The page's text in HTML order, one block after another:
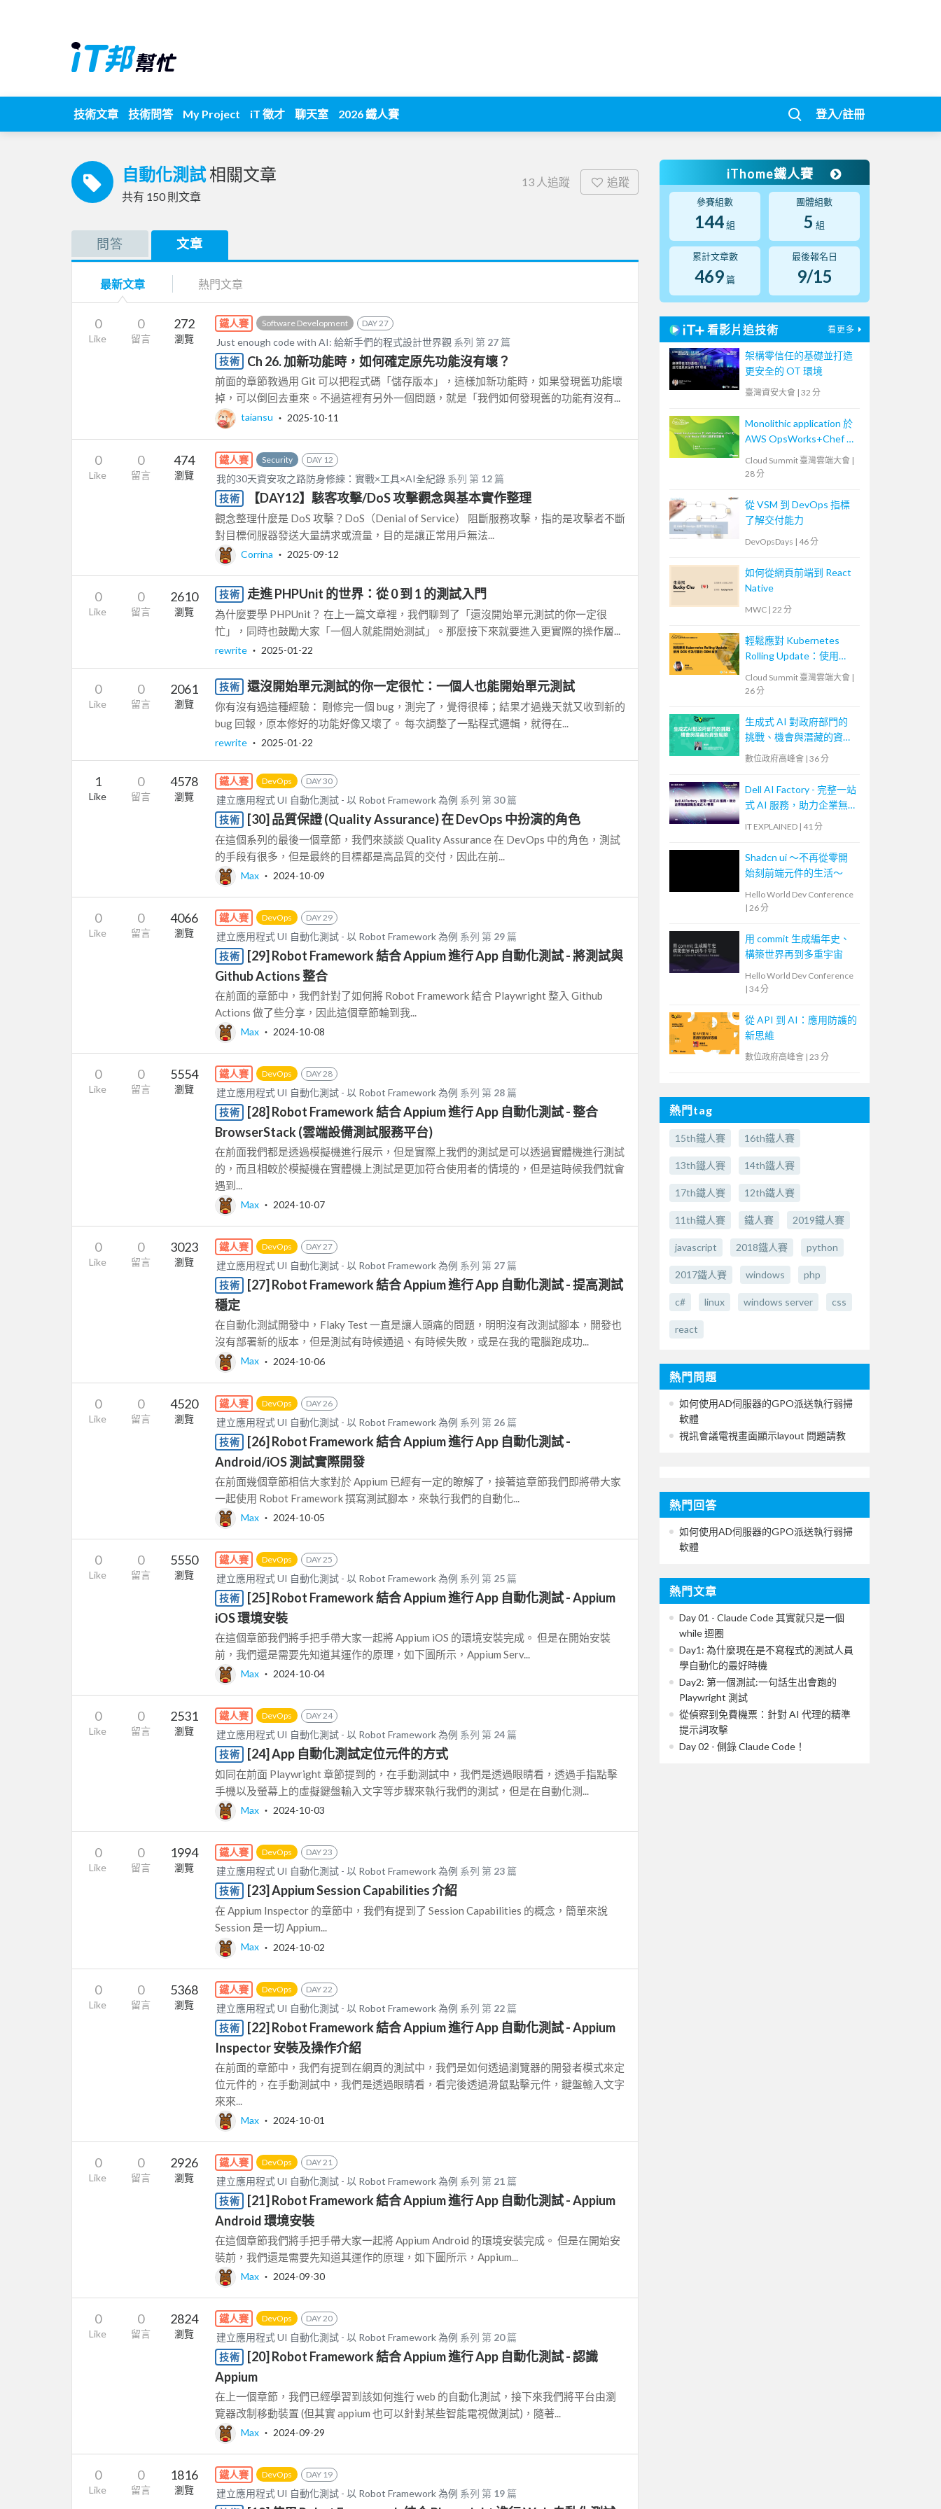
技術文章 技術問答 My Project iT 徵才 聊天室 2026 鐵人賽 登入/註冊
自動化測試 相關文章
共有 150則文章
13 人追蹤 追蹤
問答 文章
最新文章 熱門文章
0
Like
0
留言
272
瀏覽
鐵人賽 Software Development DAY 27
Just enough code with AI: 給新手們的程式設計世界觀 系列 第 27 篇
技術
Ch 26. 加新功能時，如何確定原先功能沒有壞？
前面的章節教過用 Git 可以把程式碼「儲存版本」，這樣加新功能時，如果發現舊功能壞
掉，可以倒回去重來。不過這裡有另外一個問題，就是「我們如何發現舊的功能有沒有...
taiansu ‧ 2025-10-11
0
Like
0
留言
474
瀏覽
鐵人賽 Security DAY 12
我的30天資安攻之路防身修練：實戰×工具×AI全紀錄 系列 第 12 篇
技術
【DAY12】駭客攻擊/DoS 攻擊觀念與基本實作整理
觀念整理什麼是 DoS 攻擊？DoS（Denial of Service） 阻斷服務攻擊，指的是攻擊者不斷
對目標伺服器發送大量請求或流量，目的是讓正常用戶無法...
Corrina ‧ 2025-09-12
0
Like
0
留言
2610
瀏覽
技術 走進 PHPUnit 的世界：從 0 到 1 的測試入門
為什麼要學 PHPUnit？ 在上一篇文章裡，我們聊到了「還沒開始單元測試的你一定很
忙」，同時也鼓勵大家「一個人就能開始測試」。那麼接下來就要進入更實際的操作層...
rewrite ‧ 2025-01-22
0
Like
0
留言
2061
瀏覽
技術 還沒開始單元測試的你一定很忙：一個人也能開始單元測試
你有沒有過這種經驗： 剛修完一個 bug，測完了，覺得很棒；結果才過幾天就又收到新的
bug 回報，原本修好的功能好像又壞了。 每次調整了一點程式邏輯，就得在...
rewrite ‧ 2025-01-22
1
Like
0
留言
4578
瀏覽
鐵人賽 DevOps DAY 30
建立應用程式 UI 自動化測試 - 以 Robot Framework 為例 系列 第30篇
技術
[30] 品質保證 (Quality Assurance) 在 DevOps 中扮演的角色
在這個系列的最後一個章節，我們來談談 Quality Assurance 在 DevOps 中的角色，測試
的手段有很多，但是最終的目標都是高品質的交付，因此在前...
Max ‧ 2024-10-09
0
Like
0
留言
4066
瀏覽
鐵人賽 DevOps DAY 29
建立應用程式 UI 自動化測試 - 以 Robot Framework 為例 系列 第 29 篇
技術
[29] Robot Framework 結合 Appium 進行 App 自動化測試 - 將測試與
Github Actions 整合
在前面的章節中，我們針對了如何將 Robot Framework 結合 Playwright 整入 Github
Actions 做了些分享，因此這個章節輪到我...
Max ‧ 2024-10-08
0
Like
0
留言
5554
瀏覽
鐵人賽 DevOps DAY 28
建立應用程式 UI 自動化測試 - 以 Robot Framework 為例 系列 第 28 篇
技術
[28] Robot Framework 結合 Appium 進行 App 自動化測試 - 整合
BrowserStack (雲端設備測試服務平台)
在前面我們都是透過模擬機進行展示，但是實際上我們的測試是可以透過實體機進行測試
的，而且相較於模擬機在實體機上測試是更加符合使用者的情境的，但是這時候我們就會
遇到...
Max ‧ 2024-10-07
0
Like
0
留言
3023
瀏覽
鐵人賽 DevOps DAY 27
建立應用程式 UI 自動化測試 - 以 Robot Framework 為例 系列 第 27 篇
技術
[27] Robot Framework 結合 Appium 進行 App 自動化測試 - 提高測試
穩定
在自動化測試開發中，Flaky Test 一直是讓人頭痛的問題，明明沒有改測試腳本，開發也
沒有部署新的版本，但是測試有時候通過、有時候失敗，或是在我的電腦跑成功...
Max ‧ 2024-10-06
0
Like
0
留言
4520
瀏覽
鐵人賽 DevOps DAY 26
建立應用程式 UI 自動化測試 - 以 Robot Framework 為例 系列 第 26 篇
技術
[26] Robot Framework 結合 Appium 進行 App 自動化測試 -
Android/iOS 測試實際開發
在前面幾個章節相信大家對於 Appium 已經有一定的瞭解了，接著這章節我們即將帶大家
一起使用 Robot Framework 撰寫測試腳本，來執行我們的自動化...
Max ‧ 2024-10-05
0
Like
0
留言
5550
瀏覽
鐵人賽 DevOps DAY 25
建立應用程式 UI 自動化測試 - 以 Robot Framework 為例 系列 第 25 篇
技術
[25] Robot Framework 結合 Appium 進行 App 自動化測試 - Appium
iOS 環境安裝
在這個章節我們將手把手帶大家一起將 Appium iOS 的環境安裝完成。 但是在開始安裝
前，我們還是需要先知道其運作的原理，如下圖所示，Appium Serv...
Max ‧ 2024-10-04
0
Like
0
留言
2531
瀏覽
鐵人賽 DevOps DAY 24
建立應用程式 UI 自動化測試 - 以 Robot Framework 為例 系列 第 24 篇
技術
[24] App 自動化測試定位元件的方式
如同在前面 Playwright 章節提到的，在手動測試中，我們是透過眼睛看，透過手指點擊
手機以及螢幕上的虛擬鍵盤輸入文字等步驟來執行我們的測試，但是在自動化測...
Max ‧ 2024-10-03
0
Like
0
留言
1994
瀏覽
鐵人賽 DevOps DAY 23
建立應用程式 UI 自動化測試 - 以 Robot Framework 為例 系列 第 23 篇
技術
[23] Appium Session Capabilities 介紹
在 Appium Inspector 的章節中，我們有提到了 Session Capabilities 的概念，簡單來說
Session 是一切 Appium...
Max ‧ 2024-10-02
0
Like
0
留言
5368
瀏覽
鐵人賽 DevOps DAY 22
建立應用程式 UI 自動化測試 - 以 Robot Framework 為例 系列 第 22 篇
技術
[22] Robot Framework 結合 Appium 進行 App 自動化測試 - Appium
Inspector 安裝及操作介紹
在前面的章節中，我們有提到在網頁的測試中，我們是如何透過瀏覽器的開發者模式來定
位元件的，在手動測試中，我們是透過眼睛看，看完後透過滑鼠點擊元件，鍵盤輸入文字
來來...
Max ‧ 2024-10-01
0
Like
0
留言
2926
瀏覽
鐵人賽 DevOps DAY 21
建立應用程式 UI 自動化測試 - 以 Robot Framework 為例 系列 第 21 篇
技術
[21] Robot Framework 結合 Appium 進行 App 自動化測試 - Appium
Android 環境安裝
在這個章節我們將手把手帶大家一起將 Appium Android 的環境安裝完成。 但是在開始安
裝前，我們還是需要先知道其運作的原理，如下圖所示，Appium...
Max ‧ 2024-09-30
0
Like
0
留言
2824
瀏覽
鐵人賽 DevOps DAY 20
建立應用程式 UI 自動化測試 - 以 Robot Framework 為例 系列 第 20篇
技術
[20] Robot Framework 結合 Appium 進行 App 自動化測試 - 認識
Appium
在上一個章節，我們已經學習到該如何進行 web 的自動化測試，接下來我們將平台由瀏
覽器改制移動裝置 (但其實 appium 也可以針對某些智能電視做測試)，隨著...
Max ‧ 2024-09-29
0
Like
0
留言
1816
瀏覽
鐵人賽 DevOps DAY 19
建立應用程式 UI 自動化測試 - 以 Robot Framework 為例 系列 第 19 篇
iThome鐵人賽
參賽組數
144組
團體組數
5 組
累計文章數
469 篇
最後報名日
9/15
看影片追技術 看更多
架構零信任的基礎並打造
更安全的 OT 環境
臺灣資安大會 | 32 分
Monolithic application 於
AWS OpsWorks+Chef 的
Multi-Region 自動化維運
管理實例
Cloud Summit 臺灣雲端大會 |
28 分
從 VSM 到 DevOps 指標
了解交付能力
DevOpsDays | 46 分
如何從網頁前端到 React
Native
MWC | 22 分
輕鬆應對 Kubernetes
Rolling Update：使用
GCS 作為可靠的 CDN 緩
存
Cloud Summit 臺灣雲端大會 |
26 分
生成式 AI 對政府部門的
挑戰、機會與潛藏的資安
風險
數位政府高峰會 | 36 分
Dell AI Factory - 完整一站
式 AI 服務，助力企業無
痛啟動生成式 AI 專案
IT EXPLAINED | 41 分
Shadcn ui ～不再從零開
始刻前端元件的生活～
Hello World Dev Conference
| 26 分
用 commit 生成編年史、
構築世界再到多重宇宙
Hello World Dev Conference
| 34 分
從 API 到 AI：應用防護的
新思維
數位政府高峰會 | 23 分
熱門tag
15th鐵人賽 16th鐵人賽
13th鐵人賽 14th鐵人賽
17th鐵人賽 12th鐵人賽
11th鐵人賽 鐵人賽 2019鐵人賽
javascript 2018鐵人賽 python
2017鐵人賽 windows php
c# linux windows server css
react
熱門問題
如何使用AD伺服器的GPO派送執行弱掃
軟體
視訊會議電視畫面顯示layout 問題請教
熱門回答
如何使用AD伺服器的GPO派送執行弱掃
軟體
熱門文章
Day 01 - Claude Code 其實就只是一個
while 迴圈
Day1: 為什麼現在是不寫程式的測試人員
學自動化的最好時機
Day2: 第一個測試:一句話生出會跑的
Playwright 測試
從偵察到免費機票：針對 AI 代理的精準
提示詞攻擊
Day 02 - 側錄 Claude Code！